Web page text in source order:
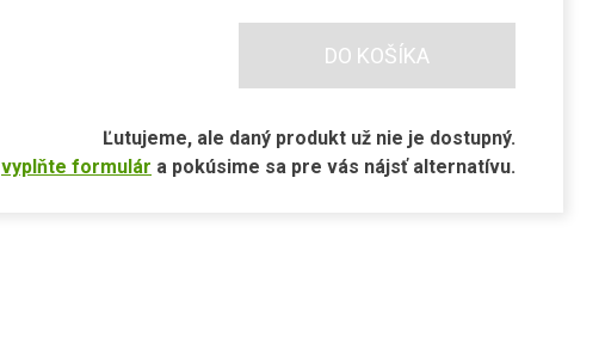
DO KOŠÍKA
Ľutujeme, ale daný produkt už nie je dostupný.
vyplňte formulár a pokúsime sa pre vás nájsť alternatívu.